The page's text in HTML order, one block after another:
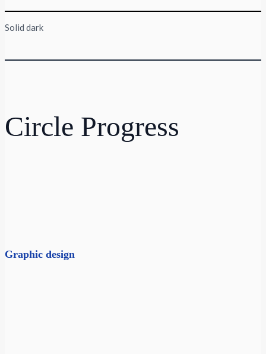
Solid dark
Circle Progress
Graphic design